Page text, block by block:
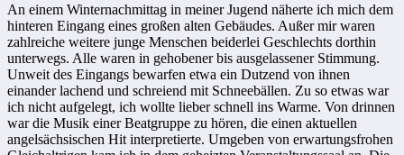
An einem Winternachmittag in meiner Jugend näherte ich mich dem
hinteren Eingang eines großen alten Gebäudes. Außer mir waren
zahlreiche weitere junge Menschen beiderlei Geschlechts dorthin
unterwegs. Alle waren in gehobener bis ausgelassener Stimmung.
Unweit des Eingangs bewarfen etwa ein Dutzend von ihnen
einander lachend und schreiend mit Schneebällen. Zu so etwas war
ich nicht aufgelegt, ich wollte lieber schnell ins Warme. Von drinnen
war die Musik einer Beatgruppe zu hören, die einen aktuellen
angelsächsischen Hit interpretierte. Umgeben von erwartungsfrohen